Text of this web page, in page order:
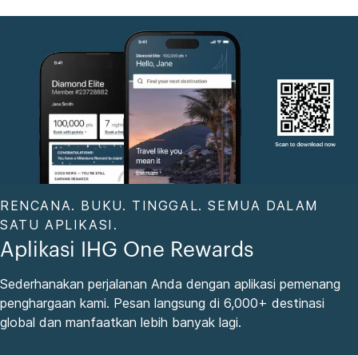
RENCANA. BUKU. TINGGAL. SEMUA DALAM
SATU APLIKASI.
Aplikasi IHG One Rewards
Sederhanakan perjalanan Anda dengan aplikasi pemenang
penghargaan kami. Pesan langsung di 6,000+ destinasi
global dan manfaatkan lebih banyak lagi.